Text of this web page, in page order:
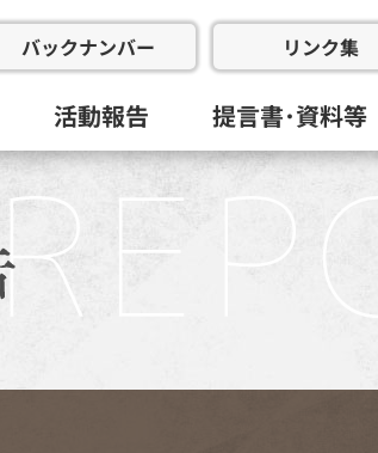
バックナンバー リンク集
活動報告 提言書･資料等